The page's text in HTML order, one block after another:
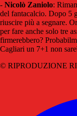
- Nicolò Zaniolo:
del fantacalcio. Dopo 5
riuscire più a segnare.
per fare anche solo tre
firmerebbero?
Cagliari un 7+1 non
© RIPRODUZIONE